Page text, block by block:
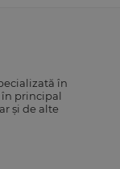
în
în principal
și de alte